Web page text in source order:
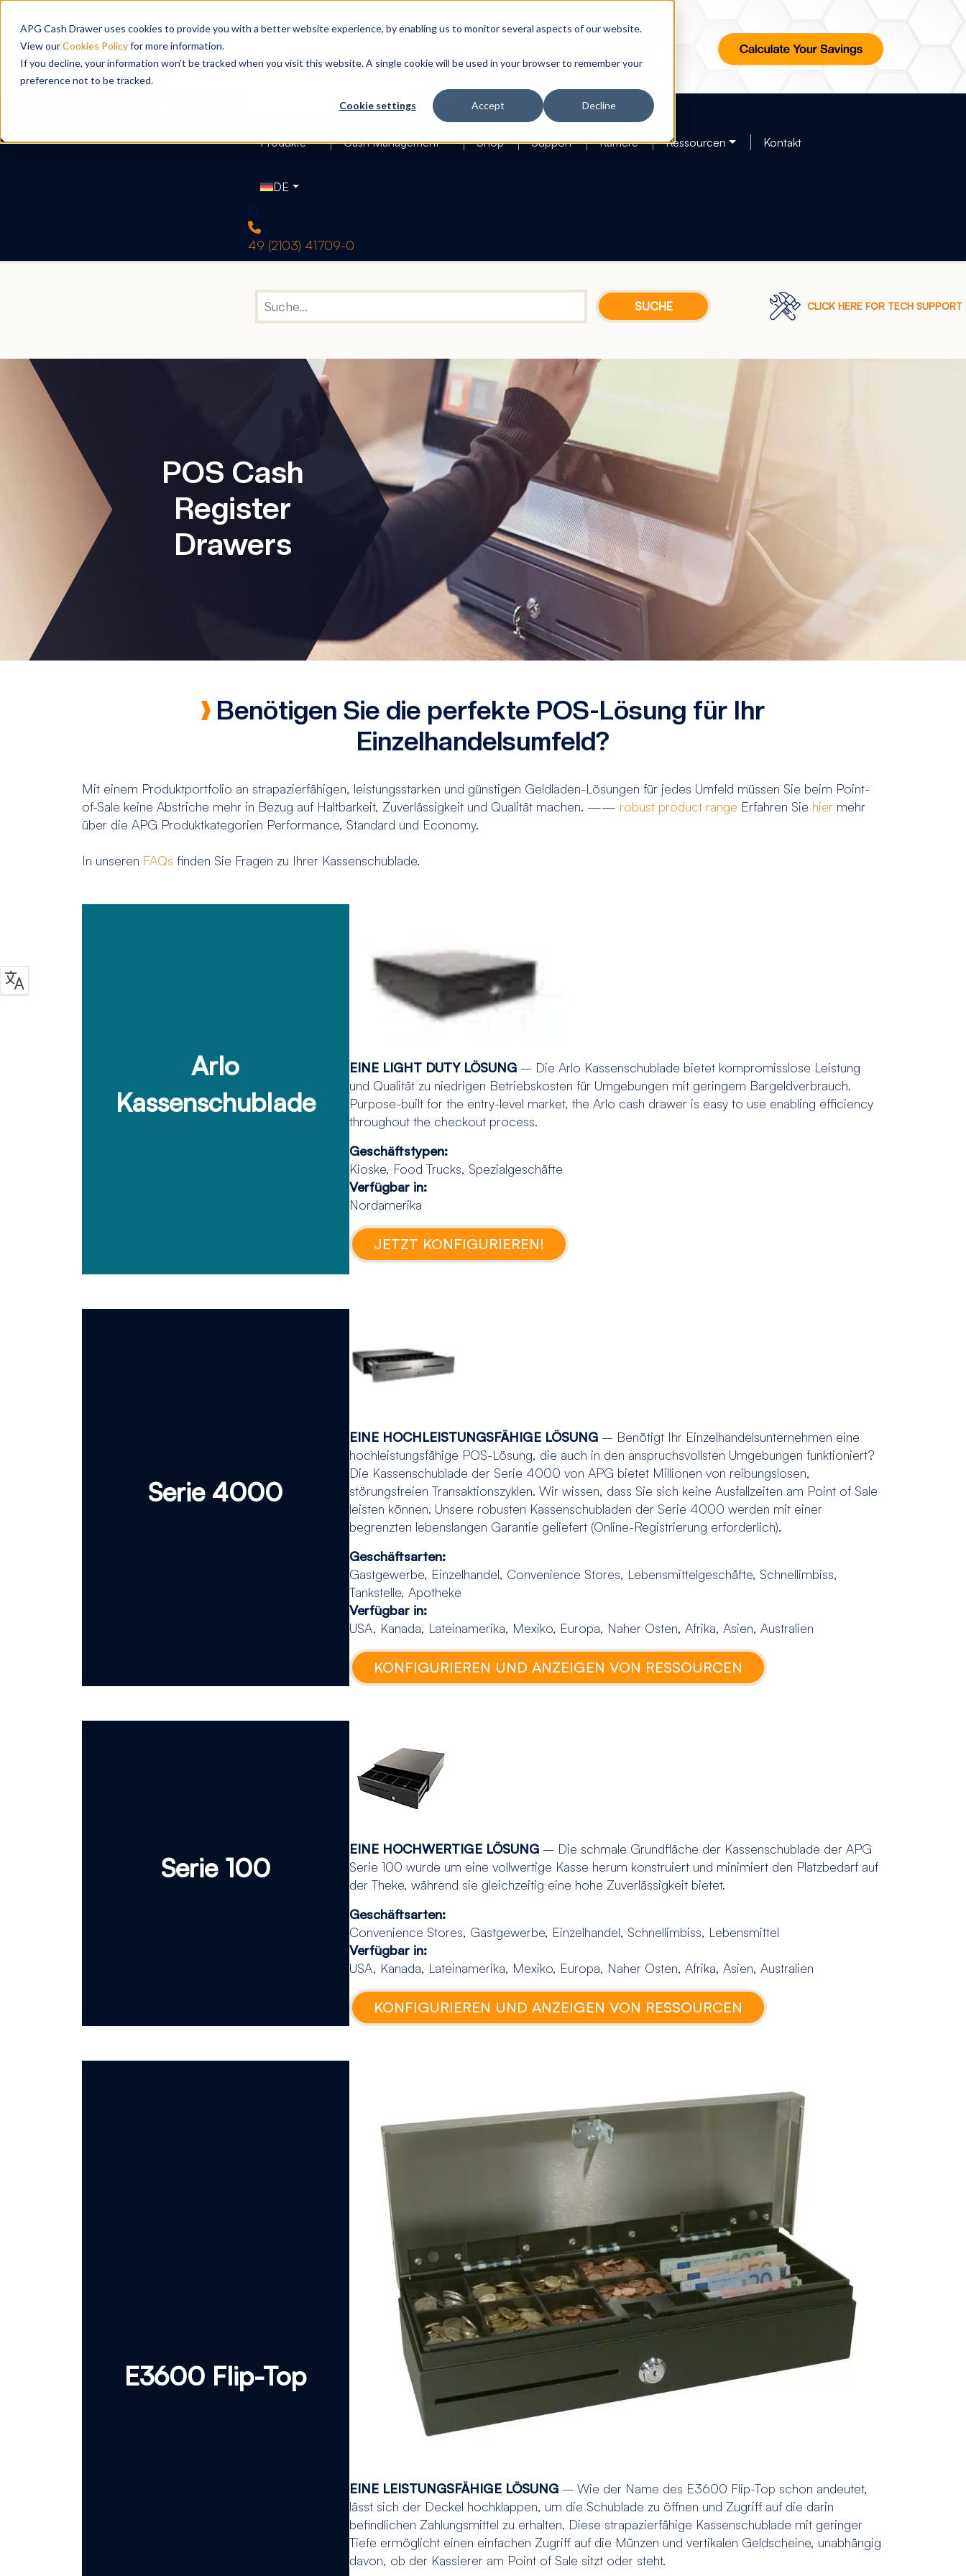
APG Cash Drawer uses cookies to provide you with a better website experience, by enabling us to monitor several aspects of our website.
View ourCookies Policyfor more information.
If you decline, your information won’t be tracked when you visit this website. A single cookie will be used in your browser to remember your
preference not to be tracked.
Cookie settings Accept Decline
Search
Produkte Cash Management Shop Support Karriere Ressourcen Kontakt
DE
49 (2103) 41709-0
CLICK HERE FOR TECH SUPPORT
POS Cash
Register
Drawers
Benötigen Sie die perfekte POS-Lösung für Ihr
Einzelhandelsumfeld?
Mit einem Produktportfolio an strapazierfähigen, leistungsstarken und günstigen Geldladen-Lösungen für jedes Umfeld müssen Sie beim Point-
of-Sale keine Abstriche mehr in Bezug auf Haltbarkeit, Zuverlässigkeit und Qualität machen. —— robust product range Erfahren Sie hier mehr
über die APG Produktkategorien Performance, Standard und Economy.
In unseren FAQs finden Sie Fragen zu Ihrer Kassenschublade.
Arlo
Kassenschublade
EINE LIGHT DUTY LÖSUNG– Die Arlo Kassenschublade bietet kompromisslose Leistung
und Qualität zu niedrigen Betriebskosten für Umgebungen mit geringem Bargeldverbrauch.
Purpose-built for the entry-level market, the Arlo cash drawer is easy to use enabling efficiency
throughout the checkout process.
Geschäftstypen:
Kioske, Food Trucks, Spezialgeschäfte
Verfügbar in:
Nordamerika
JETZT KONFIGURIEREN!
Serie 4000
EINE HOCHLEISTUNGSFÄHIGE LÖSUNG– Benötigt Ihr Einzelhandelsunternehmen eine
hochleistungsfähige POS-Lösung, die auch in den anspruchsvollsten Umgebungen funktioniert?
Die Kassenschublade der Serie 4000 von APG bietet Millionen von reibungslosen,
störungsfreien Transaktionszyklen. Wir wissen, dass Sie sich keine Ausfallzeiten am Point of Sale
leisten können. Unsere robusten Kassenschubladen der Serie 4000 werden mit einer
begrenzten lebenslangen Garantie geliefert (Online-Registrierung erforderlich).
Geschäftsarten:
Gastgewerbe, Einzelhandel, Convenience Stores, Lebensmittelgeschäfte, Schnellimbiss,
Tankstelle, Apotheke
Verfügbar in:
USA, Kanada, Lateinamerika, Mexiko, Europa, Naher Osten, Afrika, Asien, Australien
KONFIGURIEREN UND ANZEIGEN VON RESSOURCEN
Serie 100
EINE HOCHWERTIGE LÖSUNG– Die schmale Grundfläche der Kassenschublade der APG
Serie 100 wurde um eine vollwertige Kasse herum konstruiert und minimiert den Platzbedarf auf
der Theke, während sie gleichzeitig eine hohe Zuverlässigkeit bietet.
Geschäftsarten:
Convenience Stores, Gastgewerbe, Einzelhandel, Schnellimbiss, Lebensmittel
Verfügbar in:
USA, Kanada, Lateinamerika, Mexiko, Europa, Naher Osten, Afrika, Asien, Australien
KONFIGURIEREN UND ANZEIGEN VON RESSOURCEN
E3600 Flip-Top
EINE LEISTUNGSFÄHIGE LÖSUNG – Wie der Name des E3600 Flip-Top schon andeutet,
lässt sich der Deckel hochklappen, um die Schublade zu öffnen und Zugriff auf die darin
befindlichen Zahlungsmittel zu erhalten. Diese strapazierfähige Kassenschublade mit geringer
Tiefe ermöglicht einen einfachen Zugriff auf die Münzen und vertikalen Geldscheine, unabhängig
davon, ob der Kassierer am Point of Sale sitzt oder steht.